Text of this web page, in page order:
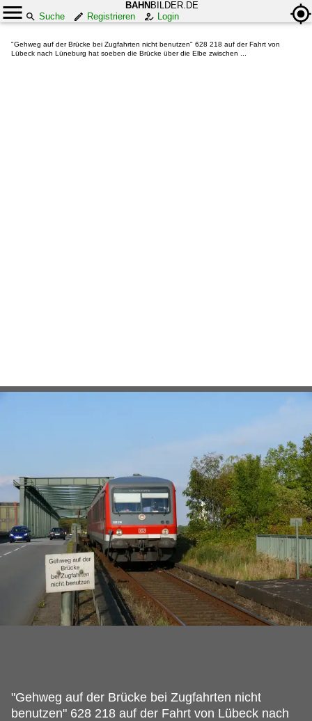
BAHN BILDER.DE
Suche
Registrieren Login
"Gehweg auf der Brücke bei Zugfahrten nicht benutzen" 628 218 auf der Fahrt von
Lübeck nach Lüneburg hat soeben die Brücke über die Elbe zwischen ...
"Gehweg auf der Brücke bei Zugfahrten nicht
benutzen" 628 218 auf der Fahrt von Lübeck nach